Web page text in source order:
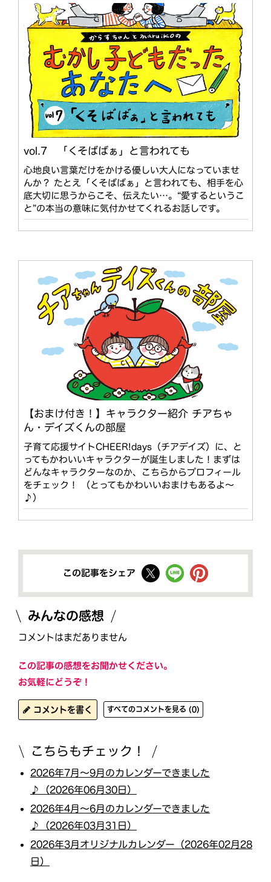
vol.7 「くそばばぁ」と言われても
心地良い言葉だけをかける優しい大人になっていませ
んか？ たとえ「くそばばぁ」と言われても、相手を心
底大切に思うからこそ、伝えたい…。“愛するというこ
と”の本当の意味に気付かせてくれるお話しです。
【おまけ付き！】キャラクター紹介 チアちゃ
ん・デイズくんの部屋
子育て応援サイトCHEER!days（チアデイズ）に、と
ってもかわいいキャラクターが誕生しました！まずは
どんなキャラクターなのか、こちらからプロフィール
をチェック！ （とってもかわいいおまけもあるよ〜
♪）
この記事をシェア
みんなの感想
コメントはまだありません
この記事の感想をお聞かせください。
お気軽にどうぞ！
コメントを書く すべてのコメントを見る (0)
こちらもチェック！
2026年7月〜9月のカレンダーできました
♪（2026年06月30日）
2026年4月〜6月のカレンダーできました
♪（2026年03月31日）
2026年3月オリジナルカレンダー（2026年02月28
日）